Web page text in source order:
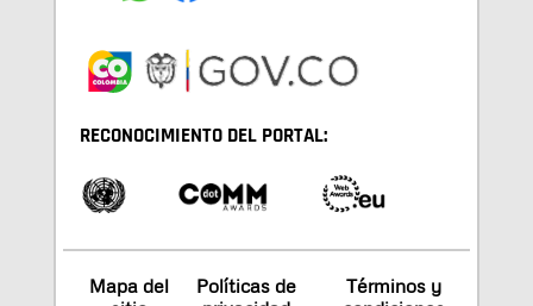
RECONOCIMIENTO DEL PORTAL:
Mapa del
Políticas de
Términos y